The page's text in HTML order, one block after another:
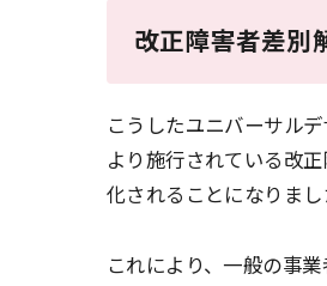
改正障害者差別
こうしたユニバーサル
より施行されている改
化されることになりまし
これにより、一般の事